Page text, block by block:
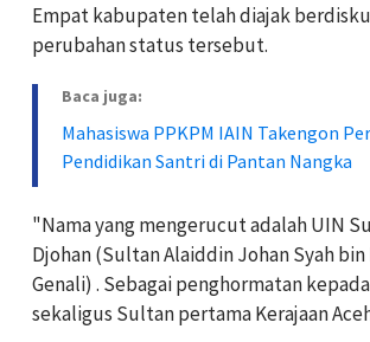
Empat kabupaten telah diajak
perubahan status tersebut.
Baca juga:
Mahasiswa PPKPM IAIN Takengon
Pendidikan Santri di Pantan Nangka
"Nama yang mengerucut adalah UIN
Djohan (Sultan Alaiddin Johan Syah
Genali) . Sebagai penghormatan
sekaligus Sultan pertama Kerajaan